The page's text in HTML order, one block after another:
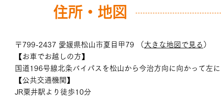
住所・地図
〒799-2437 愛媛県松山市夏目甲79 （ 大きな地図で見る ）
【お車でお越しの方】
国道196号線北条バイパスを松山から今治方向に向かって左
【公共交通機関】
JR粟井駅より徒歩10分